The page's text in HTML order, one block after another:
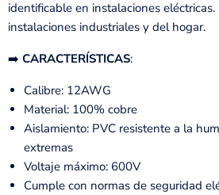
identificable en instalaciones
instalaciones industriales y del hogar.
➡️ CARACTERÍSTICAS:
Calibre: 12AWG
Material: 100% cobre
Aislamiento: PVC resistente a la
extremas
Voltaje máximo: 600V
Cumple con normas de seguridad